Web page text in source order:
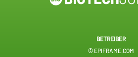
BETREIBER
© EPIFRAME.COM